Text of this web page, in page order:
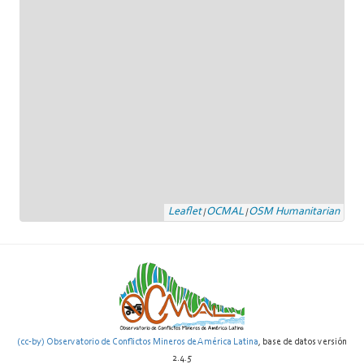
Leaflet|OCMAL|OSM Humanitarian
(cc-by) Observatorio de Conflictos Mineros de América Latina, base de datos versión
2.4.5